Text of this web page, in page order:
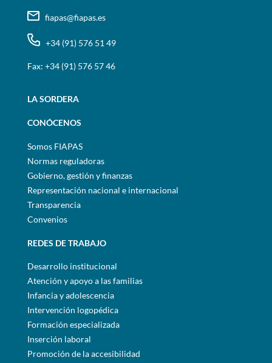
fiapas@fiapas.es
+34 (91) 576 51 49
Fax: +34 (91) 576 57 46
LA SORDERA
CONÓCENOS
Somos FIAPAS
Normas reguladoras
Gobierno, gestión y finanzas
Representación nacional e internacional
Transparencia
Convenios
REDES DE TRABAJO
Desarrollo institucional
Atención y apoyo a las familias
Infancia y adolescencia
Intervención logopédica
Formación especializada
Inserción laboral
Promoción de la accesibilidad